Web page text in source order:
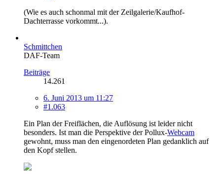
(Wie es auch schonmal mit der Zeilgalerie/Kaufhof-
Dachterrasse vorkommt...).
Schmittchen
DAF-Team
Beiträge
14.261
6. Juni 2013 um 11:27
#1.063
Ein Plan der Freiflächen, die Auflösung ist leider nicht
besonders. Ist man die Perspektive der Pollux-Webcam
gewohnt, muss man den eingenordeten Plan gedanklich auf
den Kopf stellen.